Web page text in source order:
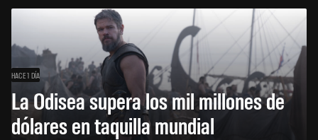
HACE 1 DÍA
La Odisea supera los mil millones de
dólares en taquilla mundial